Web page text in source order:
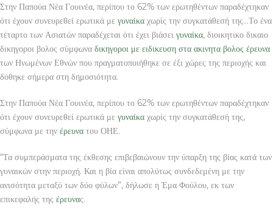
Στην Παπούα Νέα Γουινέα, περίπου το 62% των ερωτηθέντων παραδέχτηκαν
ότι έχουν συνευρεθεί ερωτικά με γυναίκα χωρίς την συγκατάθεσή της…Το ένα
τέταρτο των Ασιατών παραδέχεται ότι έχει βιάσει γυναίκα, διοικητικο δικαιο
δικηγοροι βολος σύμφωνα δικηγοροι με ειδικευση στα ακινητα βολος έρευνα
των Ηνωμένων Εθνών που πραγματοποιήθηκε σε έξι χώρες της περιοχής και
δόθηκε σήμερα στη δημοσιότητα.
Στην Παπούα Νέα Γουινέα, περίπου το 62% των ερωτηθέντων παραδέχτηκαν
ότι έχουν συνευρεθεί ερωτικά με γυναίκα χωρίς την συγκατάθεσή της,
σύμφωνα με την έρευνα του ΟΗΕ.
“Τα συμπεράσματα της έκθεσης επιβεβαιώνουν την ύπαρξη της βίας κατά των
γυναικών στην περιοχή. Και η βία είναι απολύτως συνδεδεμένη με την
ανισότητα μεταξύ των δύο φύλων”, δήλωσε η Έμα Φούλου, εκ των
επικεφαλής της έρευνας.